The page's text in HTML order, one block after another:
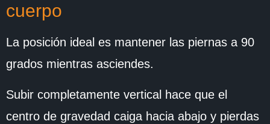
cuerpo
La posición ideal es mantener las piernas a 90
grados mientras asciendes.
Subir completamente vertical hace que el
centro de gravedad caiga hacia abajo y pierdas